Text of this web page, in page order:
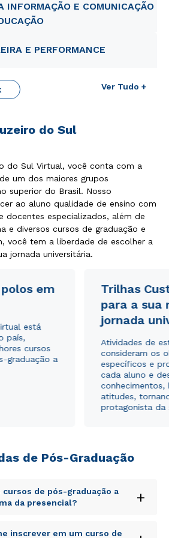
INFORMAÇÃO E COMUNICAÇÃO
E PERFORMANCE
Ver Tudo +
do Sul
do Sul Virtual, você conta com a
um dos maiores grupos
superior do Brasil. Nosso
ao aluno qualidade de ensino com
docentes especializados, além de
e diversos cursos de graduação e
você tem a liberdade de escolher a
jornada universitária.
em
está
país,
cursos
graduação a
Trilhas
para a sua
jornada
Atividades de
consideram os
específicos e
cada aluno e
conhecimentos,
atitudes,
protagonista da
de Pós-Graduação
de pós-graduação a
da presencial?
+
omnis iste natus error sit
inscrever em um curso de
ou
a
dados sejam utilizados para o